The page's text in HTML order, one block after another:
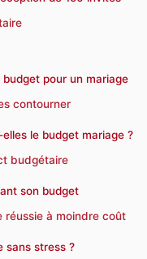
pour un mariage
contourner
le budget mariage ?
budgétaire
son budget
réussie à moindre coût
sans stress ?